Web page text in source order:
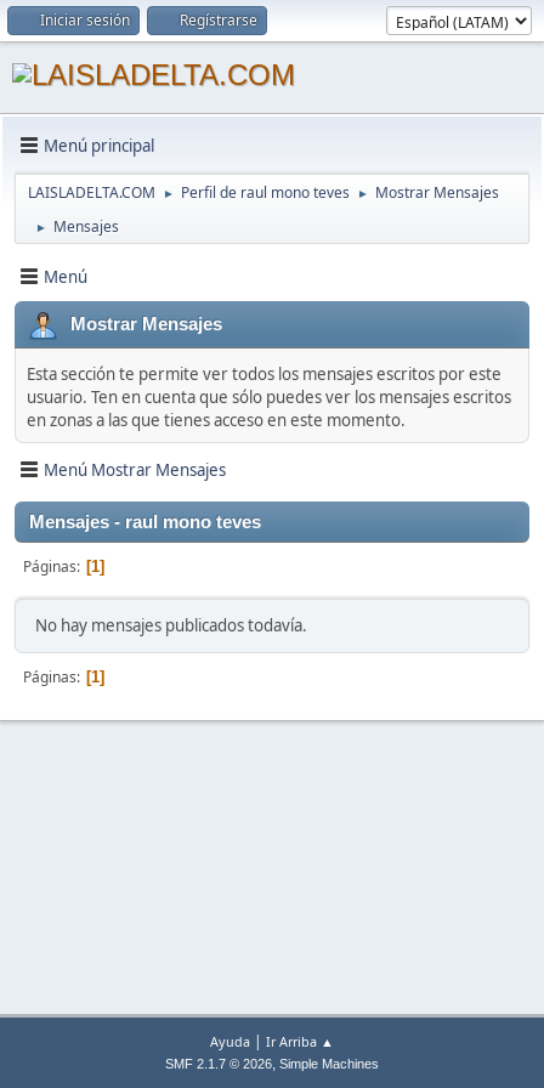
Iniciar sesión Regístrarse
Menú principal
LAISLADELTA.COM ► Perfil de raul mono teves ► Mostrar Mensajes
► Mensajes
Menú
Mostrar Mensajes
Esta sección te permite ver todos los mensajes escritos por este
usuario. Ten en cuenta que sólo puedes ver los mensajes escritos
en zonas a las que tienes acceso en este momento.
Menú Mostrar Mensajes
Mensajes - raul mono teves
Páginas 1
No hay mensajes publicados todavía.
Páginas 1
Ayuda | Ir Arriba ▲
SMF 2.1.7 © 2026, Simple Machines